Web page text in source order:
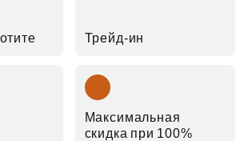
Трейд‑ин
Максимальная
скидка при 100%